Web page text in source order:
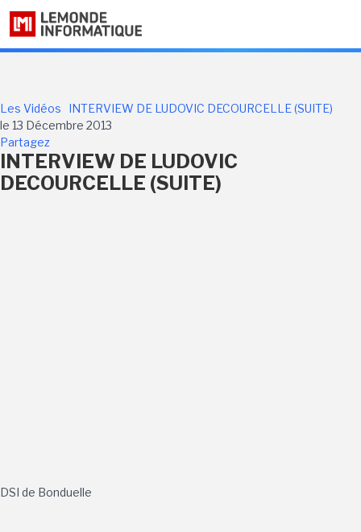
Les Vidéos
INTERVIEW DE LUDOVIC DECOURCELLE (SUITE)
le 13 Décembre 2013
Partagez
INTERVIEW DE LUDOVIC
DECOURCELLE (SUITE)
DSI de Bonduelle